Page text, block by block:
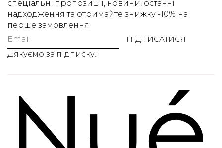
спеціальні пропозиції, новини, останні
надходження та отримайте знижку -10% на
перше замовлення
ПІДПИСАТИСЯ
Дякуємо за підписку!